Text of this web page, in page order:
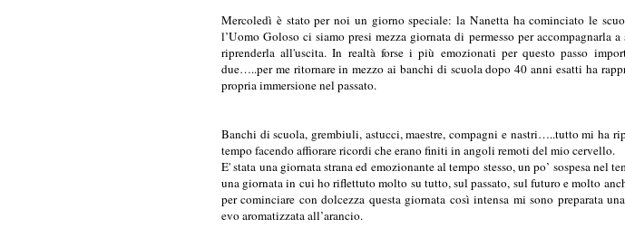
Mercoledì è stato per noi un giorno speciale: la Nanetta ha cominciato le
l’Uomo Goloso ci siamo presi mezza giornata di permesso per accompagnarla a
riprenderla all'uscita. In realtà forse i più emozionati per questo passo
due…..per me ritornare in mezzo ai banchi di scuola dopo 40 anni esatti ha
propria immersione nel passato.
Banchi di scuola, grembiuli, astucci, maestre, compagni e nastri…..tutto mi ha
tempo facendo affiorare ricordi che erano finiti in angoli remoti del mio cervello.
E' stata una giornata strana ed emozionante al tempo stesso, un po’ sospesa nel
una giornata in cui ho riflettuto molto su tutto, sul passato, sul futuro e molto
per cominciare con dolcezza questa giornata così intensa mi sono preparata
evo aromatizzata all’arancio.